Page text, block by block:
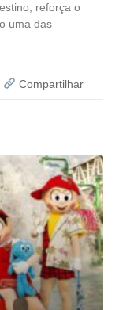
reforça o
uma das
Compartilhar